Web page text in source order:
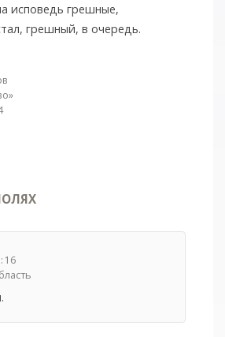
исповедь грешные,
грешный, в очередь.